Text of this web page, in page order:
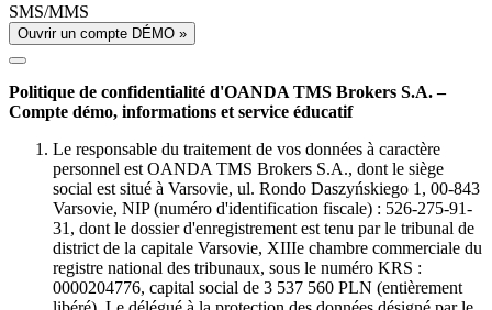
SMS/MMS
Ouvrir un compte DÉMO »
Politique de confidentialité d'OANDA TMS Brokers S.A. –
Compte démo, informations et service éducatif
Le responsable du traitement de vos données à caractère
personnel est OANDA TMS Brokers S.A., dont le siège
social est situé à Varsovie, ul. Rondo Daszyńskiego 1, 00-843
Varsovie, NIP (numéro d'identification fiscale) : 526-275-91-
31, dont le dossier d'enregistrement est tenu par le tribunal de
district de la capitale Varsovie, XIIIe chambre commerciale du
registre national des tribunaux, sous le numéro KRS :
0000204776, capital social de 3 537 560 PLN (entièrement